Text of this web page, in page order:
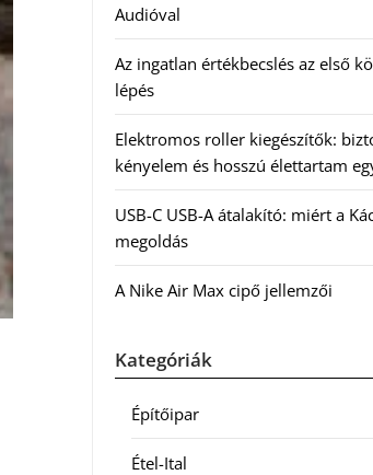
Audióval
Az ingatlan értékbecslés az első
lépés
Elektromos roller kiegészítők:
kényelem és hosszú élettartam
USB-C USB-A átalakító: miért a
megoldás
A Nike Air Max cipő jellemzői
Kategóriák
Építőipar
Étel-Ital